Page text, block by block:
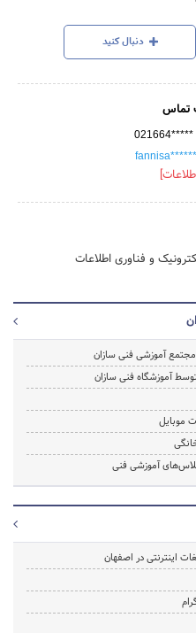
دنبال کنید
تماس
021664*****
و فناوری اطلاعات
مجتمع آموزشی فنی سازان
موبایل
آموزشی فنی
اینترنتی در اصفهان